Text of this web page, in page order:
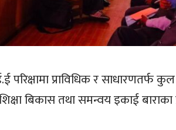
परिक्षामा प्राविधिक र साधारणतर्फ
शिक्षा बिकास तथा समन्वय इकाई